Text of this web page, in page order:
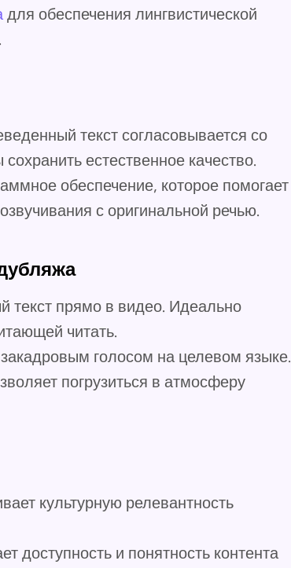
для обеспечения лингвистической
текст согласовывается со
естественное качество.
обеспечение, которое помогает
с оригинальной речью.
текст прямо в видео. Идеально
читать.
голосом на целевом языке.
погрузиться в атмосферу
культурную релевантность
доступность и понятность контента